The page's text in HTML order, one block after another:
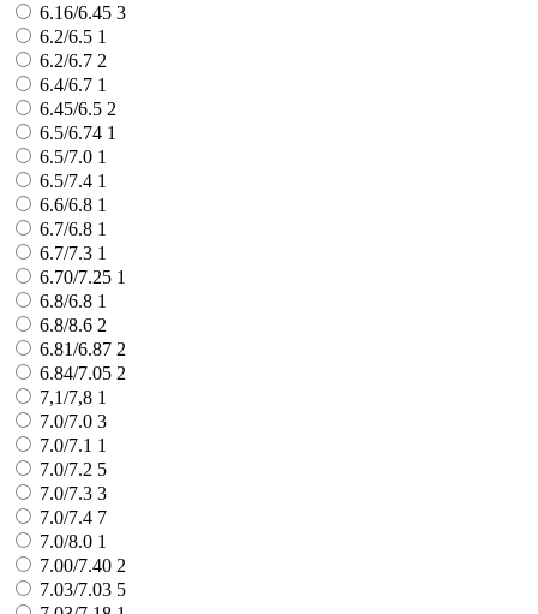
6.16/6.45 3
6.2/6.5 1
6.2/6.7 2
6.4/6.7 1
6.45/6.5 2
6.5/6.74 1
6.5/7.0 1
6.5/7.4 1
6.6/6.8 1
6.7/6.8 1
6.7/7.3 1
6.70/7.25 1
6.8/6.8 1
6.8/8.6 2
6.81/6.87 2
6.84/7.05 2
7,1/7,8 1
7.0/7.0 3
7.0/7.1 1
7.0/7.2 5
7.0/7.3 3
7.0/7.4 7
7.0/8.0 1
7.00/7.40 2
7.03/7.03 5